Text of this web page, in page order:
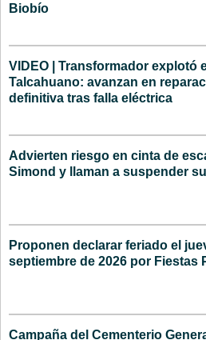
Biobío
VIDEO | Transformador explotó
Talcahuano: avanzan en
definitiva tras falla eléctrica
Advierten riesgo en cinta de
Simond y llaman a suspender
Proponen declarar feriado el
septiembre de 2026 por Fiestas
Campaña del Cementerio